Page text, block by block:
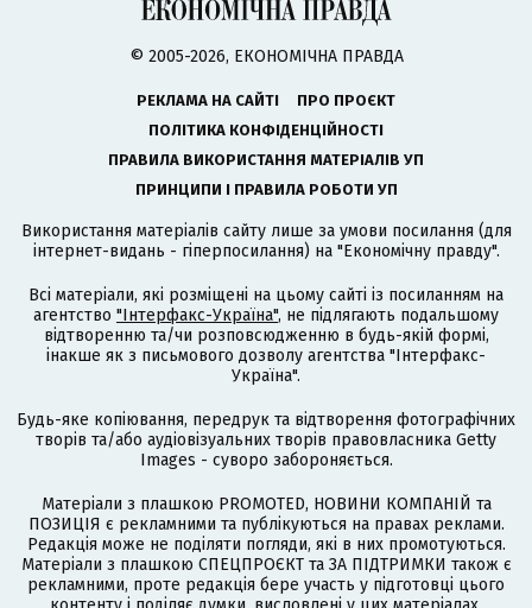
© 2005-2026, ЕКОНОМІЧНА ПРАВДА
РЕКЛАМА НА САЙТІ
ПРО ПРОЄКТ
ПОЛІТИКА КОНФІДЕНЦІЙНОСТІ
ПРАВИЛА ВИКОРИСТАННЯ МАТЕРІАЛІВ УП
ПРИНЦИПИ І ПРАВИЛА РОБОТИ УП
Використання матеріалів сайту лише за умови посилання (для
інтернет-видань - гіперпосилання) на "Економічну правду".
Всі матеріали, які розміщені на цьому сайті із посиланням на
агентство "Інтерфакс-Україна", не підлягають подальшому
відтворенню та/чи розповсюдженню в будь-якій формі,
інакше як з письмового дозволу агентства "Інтерфакс-
Україна".
Будь-яке копіювання, передрук та відтворення фотографічних
творів та/або аудіовізуальних творів правовласника Getty
Images - суворо забороняється.
Матеріали з плашкою PROMOTED, НОВИНИ КОМПАНІЙ та
ПОЗИЦІЯ є рекламними та публікуються на правах реклами.
Редакція може не поділяти погляди, які в них промотуються.
Матеріали з плашкою СПЕЦПРОЄКТ та ЗА ПІДТРИМКИ також є
рекламними, проте редакція бере участь у підготовці цього